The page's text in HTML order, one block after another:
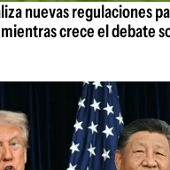
nuevas regulaciones
crece el debate